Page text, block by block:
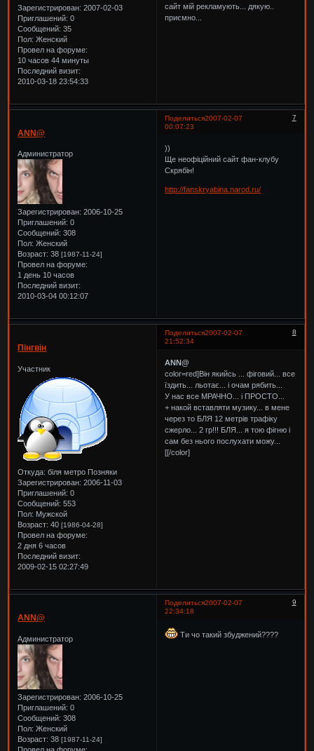
Зарегистрирован: 2007-02-03
Приглашений: 0
Сообщений: 35
Пол: Женский
Провел на форуме:
10 часов 44 минуты
Последний визит:
2010-03-18 23:54:33
сайт мій рекламують... дякую..
приємно...
Поделиться 7
2007-02-07
00:07:23
ANN@
Администратор
Зарегистрирован: 2006-10-25
Приглашений: 0
Сообщений: 308
Пол: Женский
Возраст: 38[1987-11-24]
Провел на форуме:
1 день 10 часов
Последний визит:
2010-03-04 00:12:07
))
Ще неофіційний сайт фан-клубу
Скрябін!
http://fanskryabina.narod.ru/
Поделиться 8
2007-02-07
21:52:34
Пінгвін
Участник
Откуда: біля метро Позняки
Зарегистрирован: 2006-11-03
Приглашений: 0
Сообщений: 553
Пол: Мужской
Возраст: 40[1986-04-28]
Провел на форуме:
2 дня 6 часов
Последний визит:
2009-02-15 02:27:49
ANN@
color=red]Він якийсь ... фіговий... все
їздить... льотає... і очам рябить...
У нас все МРАЧНО... і ПРОСТО...
+ накой вставляти музику... в мене
через то БЛЯ 12 метрів трафіку
сжерло... 2 гр!!! БЛЯ... я тою фігню і
сам без нього послухати можу...
[[/color]
Поделиться 9
2007-02-07
22:34:18
ANN@
Администратор
Зарегистрирован: 2006-10-25
Приглашений: 0
Сообщений: 308
Пол: Женский
Возраст: 38[1987-11-24]
Ти чо такий збуджений????